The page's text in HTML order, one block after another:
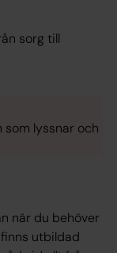
sorg till
som lyssnar och
när du behöver
utbildad